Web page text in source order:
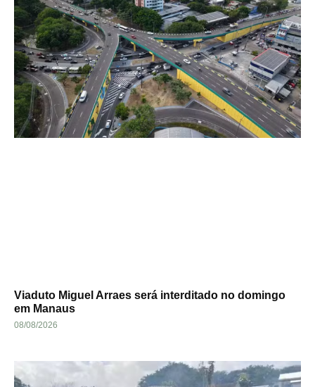
Viaduto Miguel Arraes será interditado no domingo
em Manaus
08/08/2026